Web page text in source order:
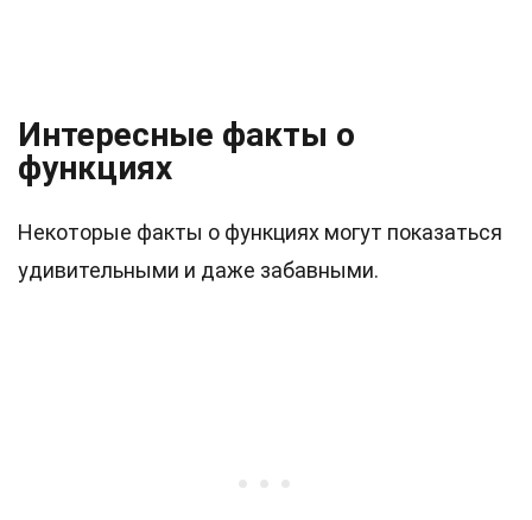
Интересные факты о
функциях
Некоторые факты о функциях могут показаться
удивительными и даже забавными.